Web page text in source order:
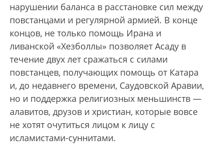
нарушении баланса в расстановке сил между
повстанцами и регулярной армией. В конце
концов, не только помощь Ирана и
ливанской «Хезболлы» позволяет Асаду в
течение двух лет сражаться с силами
повстанцев, получающих помощь от Катара
и, до недавнего времени, Саудовской Аравии,
но и поддержка религиозных меньшинств —
алавитов, друзов и христиан, которые вовсе
не хотят очутиться лицом к лицу с
исламистами-суннитами.